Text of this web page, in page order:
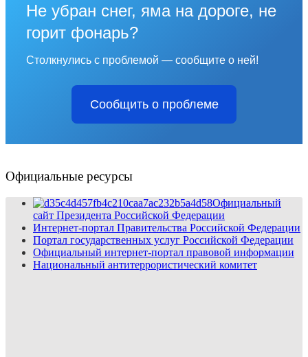
Не убран снег, яма на дороге, не
горит фонарь?
Столкнулись с проблемой — сообщите о ней!
Сообщить о проблеме
Официальные ресурсы
Официальный
сайт Президента Российской Федерации
Интернет-портал Правительства Российской Федерации
Портал государственных услуг Российской Федерации
Официальный интернет-портал правовой информации
Национальный антитеррористический комитет